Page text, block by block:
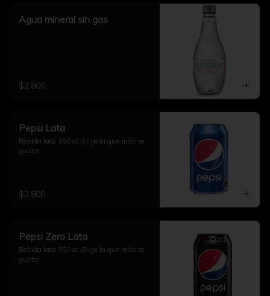
Agua mineral sin gas
$2.800
Pepsi Lata
Bebida lata 350 cc ¡Elige la que más te
gusta!
$2.800
Pepsi Zero Lata
Bebida lata 350 cc ¡Elige la que más te
gusta!